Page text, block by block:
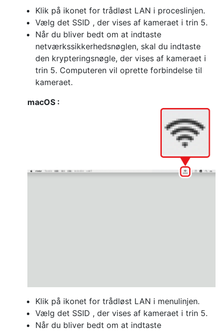
Klik på ikonet for trådløst LAN i proceslinjen.
Vælg det SSID , der vises af kameraet i trin 5.
Når du bliver bedt om at indtaste
netværkssikkerhedsnøglen, skal du indtaste
den krypteringsnøgle, der vises af kameraet i
trin 5. Computeren vil oprette forbindelse til
kameraet.
macOS :
Klik på ikonet for trådløst LAN i menulinjen.
Vælg det SSID , der vises af kameraet i trin 5.
Når du bliver bedt om at indtaste